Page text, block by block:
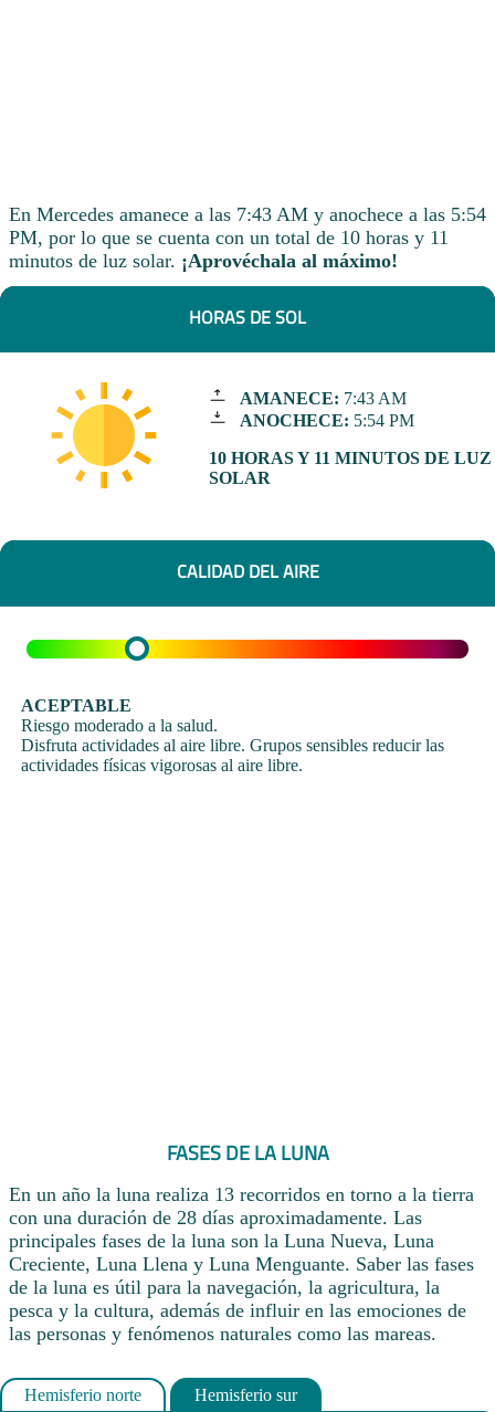
En Mercedes amanece a las 7:43 AM y anochece a las 5:54
PM, por lo que se cuenta con un total de 10 horas y 11
minutos de luz solar. ¡Aprovéchala al máximo!
HORAS DE SOL
AMANECE: 7:43 AM
ANOCHECE: 5:54 PM
10 HORAS Y 11 MINUTOS DE LUZ
SOLAR
CALIDAD DEL AIRE
ACEPTABLE
Riesgo moderado a la salud.
Disfruta actividades al aire libre. Grupos sensibles reducir las
actividades físicas vigorosas al aire libre.
FASES DE LA LUNA
En un año la luna realiza 13 recorridos en torno a la tierra
con una duración de 28 días aproximadamente. Las
principales fases de la luna son la Luna Nueva, Luna
Creciente, Luna Llena y Luna Menguante. Saber las fases
de la luna es útil para la navegación, la agricultura, la
pesca y la cultura, además de influir en las emociones de
las personas y fenómenos naturales como las mareas.